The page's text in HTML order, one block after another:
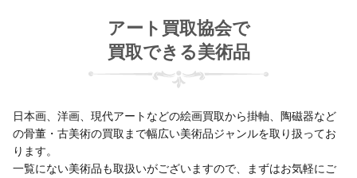
アート買取協会で
買取できる美術品
日本画、洋画、現代アートなどの絵画買取から掛軸、陶磁器など
の骨董・古美術の買取まで幅広い美術品ジャンルを取り扱ってお
ります。
一覧にない美術品も取扱いがございますので、まずはお気軽にご